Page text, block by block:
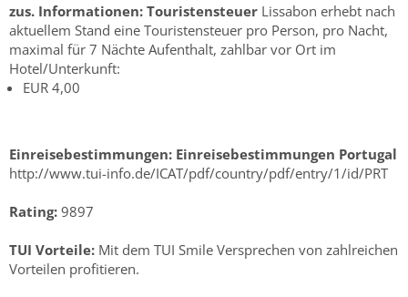
zus. Informationen: Touristensteuer Lissabon erhebt nach
aktuellem Stand eine Touristensteuer pro Person, pro Nacht,
maximal für 7 Nächte Aufenthalt, zahlbar vor Ort im
Hotel/Unterkunft:
EUR 4,00
Einreisebestimmungen: Einreisebestimmungen Portugal
http://www.tui-info.de/ICAT/pdf/country/pdf/entry/1/id/PRT
Rating: 9897
TUI Vorteile: Mit dem TUI Smile Versprechen von zahlreichen
Vorteilen profitieren.